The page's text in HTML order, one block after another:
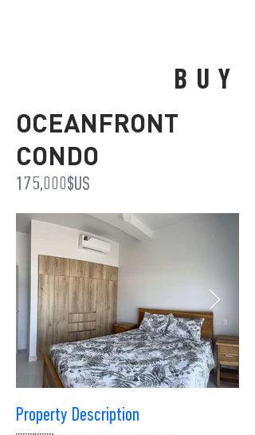
BUY
OCEANFRONT
CONDO
175,000$US
Property Description